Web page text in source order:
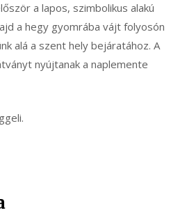
a lapos, szimbolikus alakú
a hegy gyomrába vájt folyosón
alá a szent hely bejáratához. A
nyújtanak a naplemente